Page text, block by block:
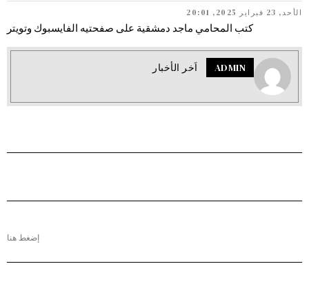
الأحد, 23 فبراير 2025, 20:01
كتب المحامي ماجد دمشقية على صفحتيه الفايسبوك وتويتر
ADMIN اَخر الأخبار
إضغط هنا